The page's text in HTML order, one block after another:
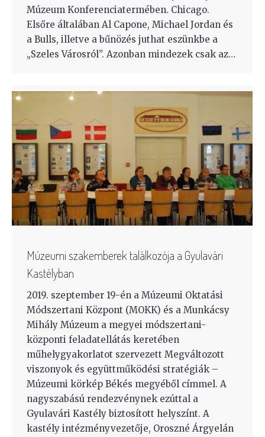
Múzeum Konferenciatermében. Chicago.
Elsőre általában Al Capone, Michael Jordan és
a Bulls, illetve a bűnözés juthat eszünkbe a
„Szeles Városról”. Azonban mindezek csak az…
Múzeumi szakemberek találkozója a Gyulavári
Kastélyban
2019. szeptember 19-én a Múzeumi Oktatási
Módszertani Központ (MOKK) és a Munkácsy
Mihály Múzeum a megyei módszertani-
központi feladatellátás keretében
műhelygyakorlatot szervezett Megváltozott
viszonyok és együttműködési stratégiák –
Múzeumi körkép Békés megyéből címmel. A
nagyszabású rendezvénynek ezúttal a
Gyulavári Kastély biztosított helyszínt. A
kastély intézményvezetője, Oroszné Árgyelán